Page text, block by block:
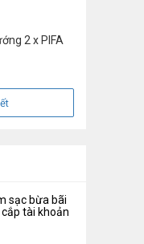
2 x PIFA
sạc bừa bãi
tài khoản